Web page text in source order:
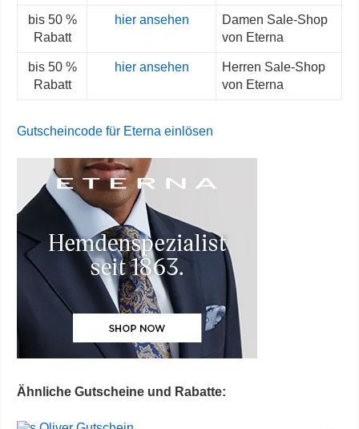
bis 50 %
Rabatt
hier ansehen
Damen Sale-Shop
von Eterna
bis 50 %
Rabatt
hier ansehen
Herren Sale-Shop
von Eterna
Gutscheincode für Eterna einlösen
Ähnliche Gutscheine und Rabatte: